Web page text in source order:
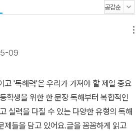
09
고 '독해력'은 우리가 가져야 할 제일 중요
학생을 위한 한 문장 독해부터 복합적인
실력을 다질 수 있는 다양한 유형의 독해
제들을 담고 있어요.글을 꼼꼼하게 읽고